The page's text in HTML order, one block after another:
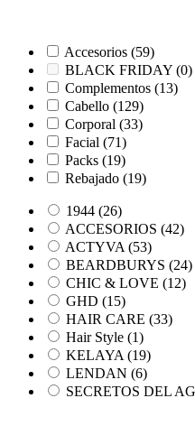
Accesorios (59)
BLACK FRIDAY (0)
Complementos (13)
Cabello (129)
Corporal (33)
Facial (71)
Packs (19)
Rebajado (19)
1944 (26)
ACCESORIOS (42)
ACTYVA (53)
BEARDBURYS (24)
CHIC & LOVE (12)
GHD (15)
HAIR CARE (33)
Hair Style (1)
KELAYA (19)
LENDAN (6)
SECRETOS DEL